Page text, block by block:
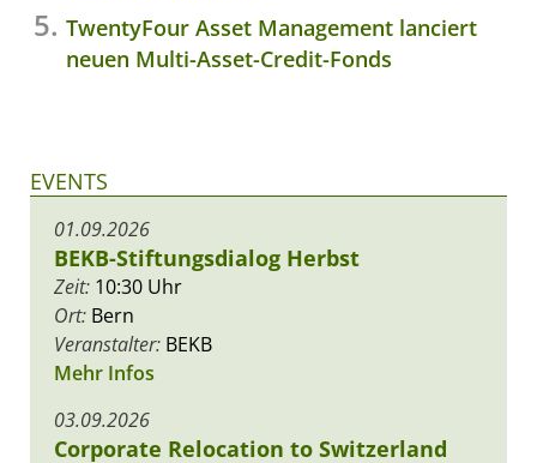
TwentyFour Asset Management lanciert
neuen Multi-Asset-Credit-Fonds
EVENTS
01.09.2026
BEKB-Stiftungsdialog Herbst
Zeit: 10:30 Uhr
Ort: Bern
Veranstalter: BEKB
Mehr Infos
03.09.2026
Corporate Relocation to Switzerland